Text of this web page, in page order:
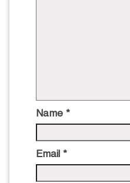
Name *
Email *